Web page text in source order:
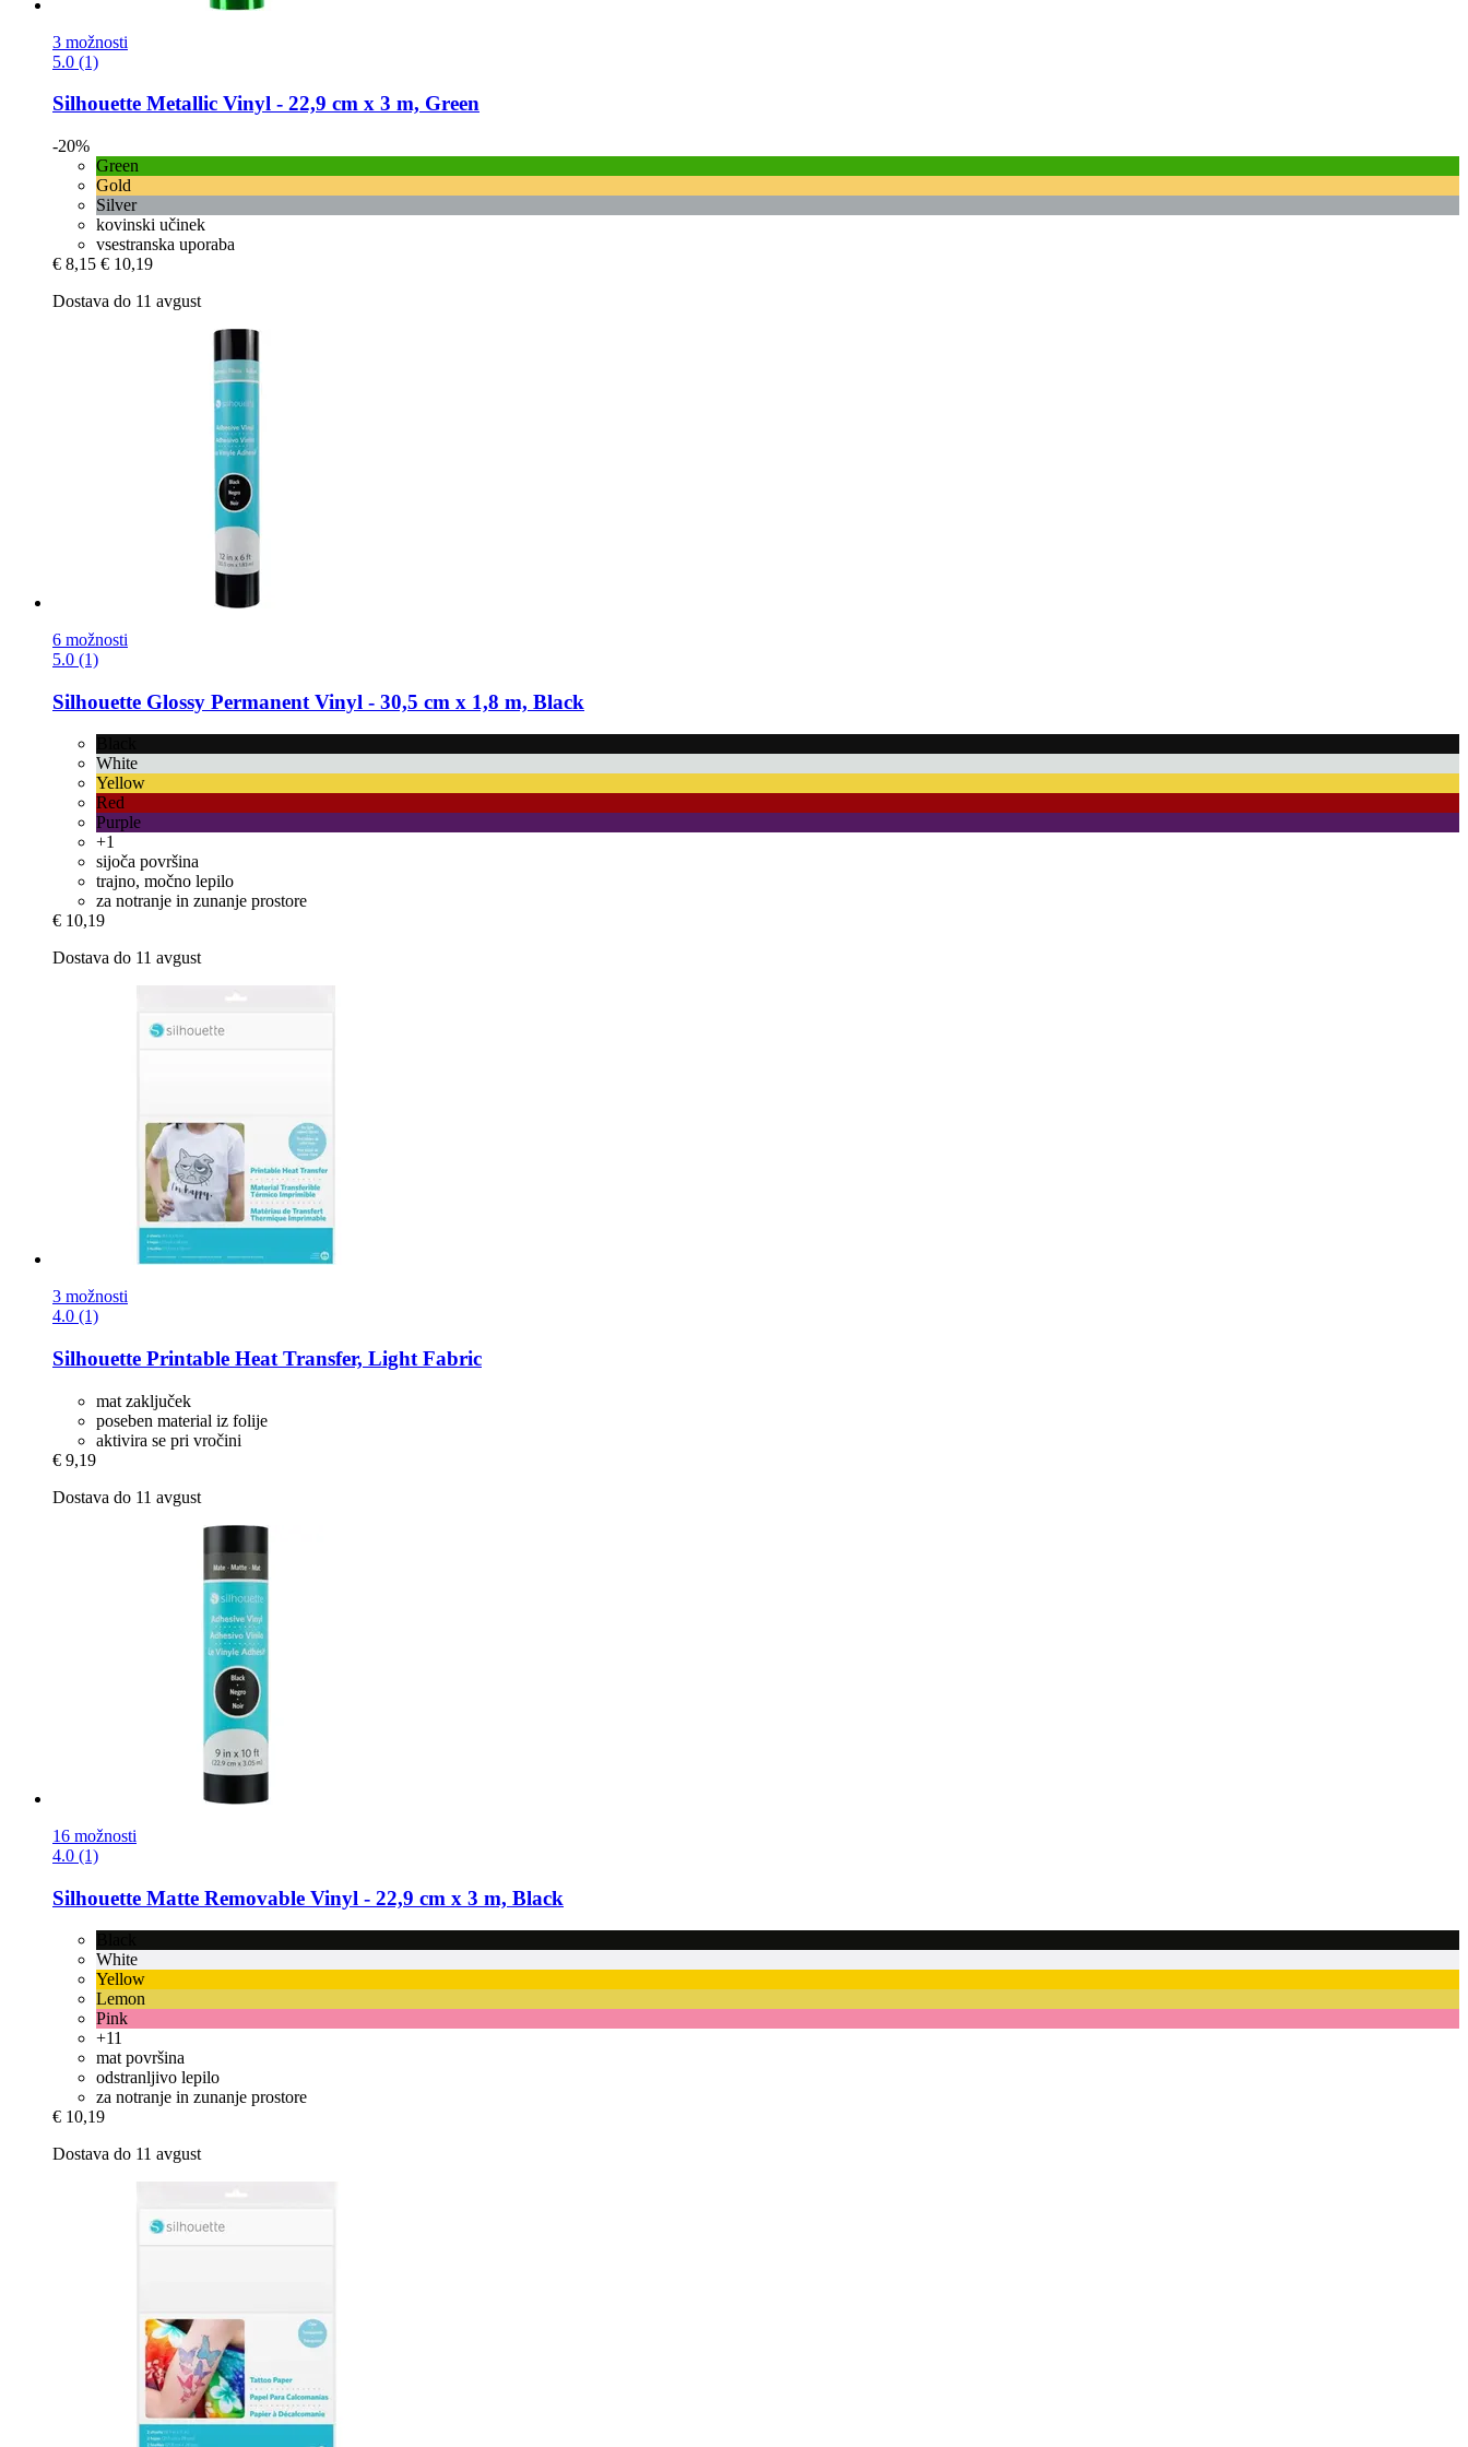
3 možnosti
5.0 (1)
Silhouette Metallic Vinyl -​ 22,9 cm x 3 m, Green
-20%
Green
Gold
Silver
kovinski učinek
vsestranska uporaba
€ 8,15 € 10,19
Dostava do 11 avgust
6 možnosti
5.0 (1)
Silhouette Glossy Permanent Vinyl -​ 30,5 cm x 1,8 m, Black
White
Yellow
Red
Purple
+1
sijoča ​​površina
trajno, močno lepilo
za notranje in zunanje prostore
€ 10,19
Dostava do 11 avgust
3 možnosti
4.0 (1)
Silhouette Printable Heat Transfer, Light Fabric
mat zaključek
poseben material iz folije
aktivira se pri vročini
€ 9,19
Dostava do 11 avgust
16 možnosti
4.0 (1)
Silhouette Matte Removable Vinyl -​ 22,9 cm x 3 m, Black
White
Yellow
Lemon
Pink
+11
mat površina
odstranljivo lepilo
za notranje in zunanje prostore
€ 10,19
Dostava do 11 avgust